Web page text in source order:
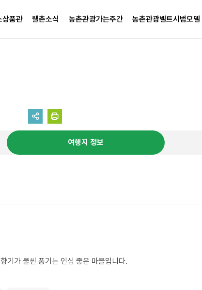
상품관 웰촌소식 농촌관광가는주간 농촌관광벨트시범모델
여행지 정보
기가 물씬 풍기는 인심 좋은 마을입니다.